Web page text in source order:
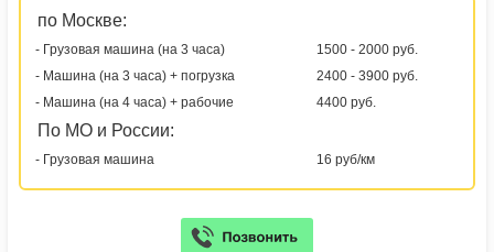
по Москве:
- Грузовая машина (на 3 часа)
1500 - 2000 руб.
- Машина (на 3 часа) + погрузка
2400 - 3900 руб.
- Машина (на 4 часа) + рабочие
4400 руб.
По МО и России:
- Грузовая машина 16 руб/км